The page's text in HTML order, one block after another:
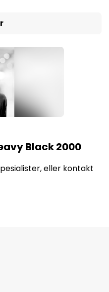
Black 2000
eller kontakt